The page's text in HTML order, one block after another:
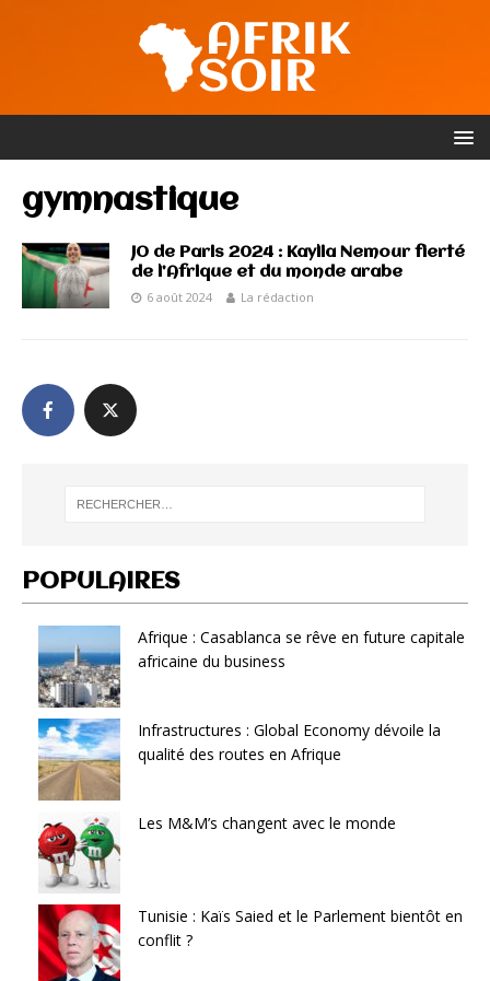
gymnastique
JO de Paris 2024 : Kaylia Nemour fierté
de l’Afrique et du monde arabe
6 août 2024 La rédaction
POPULAIRES
Afrique : Casablanca se rêve en future capitale
africaine du business
Infrastructures : Global Economy dévoile la
qualité des routes en Afrique
Les M&M’s changent avec le monde
Tunisie : Kaïs Saied et le Parlement bientôt en
conflit ?